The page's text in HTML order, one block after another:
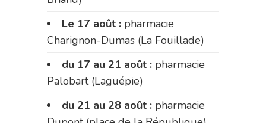
Le 17 août : pharmacie
Charignon-Dumas (La Fouillade)
du 17 au 21 août : pharmacie
Palobart (Laguépie)
du 21 au 28 août : pharmacie